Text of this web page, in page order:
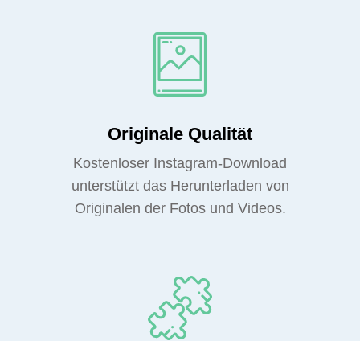
Originale Qualität
Kostenloser Instagram-Download
unterstützt das Herunterladen von
Originalen der Fotos und Videos.